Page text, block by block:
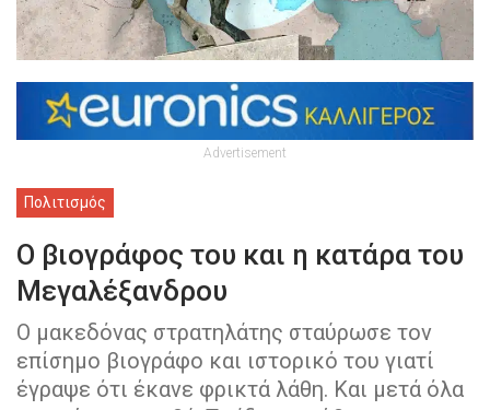
Advertisement
Πολιτισμός
Ο βιογράφος του και η κατάρα του
Μεγαλέξανδρου
Ο μακεδόνας στρατηλάτης σταύρωσε τον
επίσημο βιογράφο και ιστορικό του γιατί
έγραψε ότι έκανε φρικτά λάθη. Και μετά όλα